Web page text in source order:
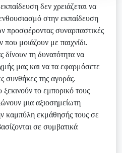
δεν χρειάζεται να
στην εκπαίδευση
προσφέροντας συναρπαστικές
μοιάζουν με παιχνίδι.
τη δυνατότητα να
μας και να τα εφαρμόσετε
συνθήκες της αγοράς.
το εμπορικό τους
μια αξιοσημείωτη
καμπύλη εκμάθησής τους σε
σε συμβατικά